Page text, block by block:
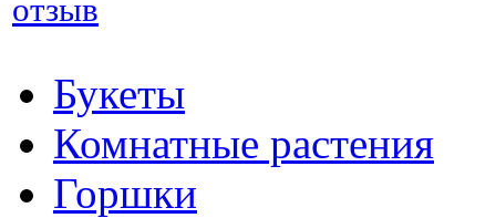
отзыв
Букеты
Комнатные растения
Горшки